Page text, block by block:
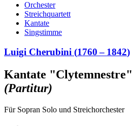
Orchester
Streichquartett
Kantate
Singstimme
Luigi Cherubini (1760– 1842)
Kantate "Clytemnestre"
(Partitur)
Für Sopran Solo und Streichorchester